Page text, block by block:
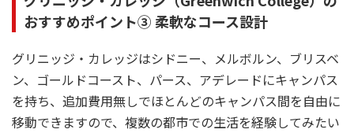
おすすめポイント③ 柔軟なコース設計
グリニッジ・カレッジはシドニー、メルボルン、ブリスベ
ン、ゴールドコースト、パース、アデレードにキャンパス
を持ち、追加費用無しでほとんどのキャンパス間を自由に
移動できますので、複数の都市での生活を経験してみたい